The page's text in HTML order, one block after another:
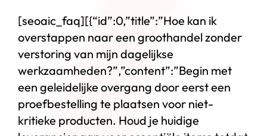
[seoaic_faq][{“id”:0,”title”:”Hoe kan ik
overstappen naar een groothandel zonder
verstoring van mijn dagelijkse
werkzaamheden?”,”content”:”Begin met
een geleidelijke overgang door eerst een
proefbestelling te plaatsen voor niet-
kritieke producten. Houd je huidige